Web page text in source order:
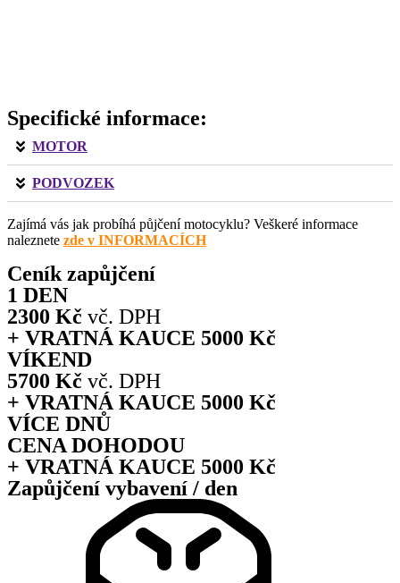
Specifické informace:
MOTOR
PODVOZEK
Zajímá vás jak probíhá půjčení motocyklu? Veškeré informace
naleznete zde v INFORMACÍCH
Ceník zapůjčení
1 DEN
2300 Kč vč. DPH
+ VRATNÁ KAUCE 5000 Kč
VÍKEND
5700 Kč vč. DPH
+ VRATNÁ KAUCE 5000 Kč
VÍCE DNŮ
CENA DOHODOU
+ VRATNÁ KAUCE 5000 Kč
Zapůjčení vybavení / den